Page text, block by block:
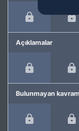
Açıklamalar
Bulunmayan